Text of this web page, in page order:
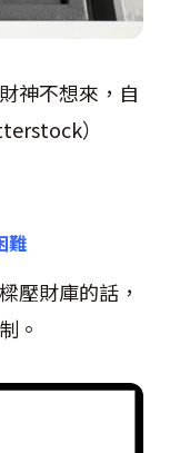
神不想來，自
）
難
壓財庫的話，
。